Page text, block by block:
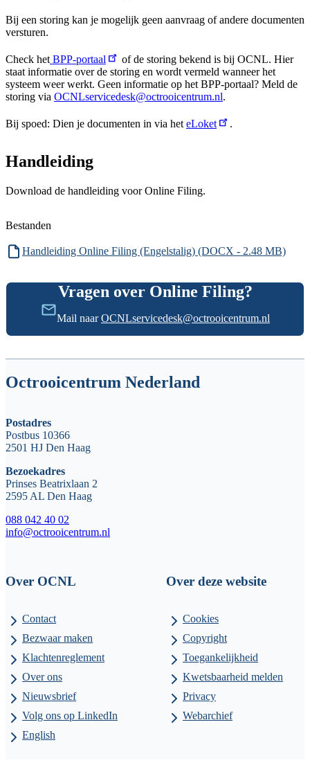
Bij een storing kan je mogelijk geen aanvraag of andere documenten
versturen.
Check het BPP-portaal
of de storing bekend is bij OCNL. Hier
staat informatie over de storing en wordt vermeld wanneer het
systeem weer werkt. Geen informatie op het BPP-portaal? Meld de
storing via OCNLservicedesk@octrooicentrum.nl.
Bij spoed: Dien je documenten in via het eLoket .
Handleiding
Download de handleiding voor Online Filing.
Bestanden
Handleiding Online Filing (Engelstalig) (DOCX - 2.48 MB)
Vragen over Online Filing?
Mail naarOCNLservicedesk@octrooicentrum.nl
Octrooicentrum Nederland
Postadres
Postbus 10366
2501 HJ Den Haag
Bezoekadres
Prinses Beatrixlaan 2
2595 AL Den Haag
088 042 40 02
info@octrooicentrum.nl
Over OCNL
Contact
Bezwaar maken
Klachtenreglement
Over ons
Nieuwsbrief
Volg ons op LinkedIn
English
Over deze website
Cookies
Copyright
Toegankelijkheid
Kwetsbaarheid melden
Privacy
Webarchief